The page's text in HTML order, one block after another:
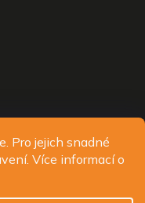
Pro jejich snadné
Více informací o
chytré hodinky a